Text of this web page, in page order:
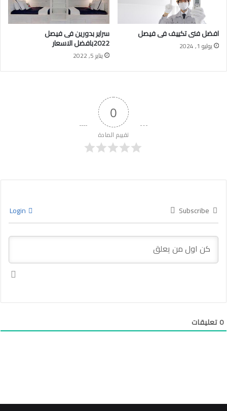
افضل فنى تكييف فى فيصل
يوليو 1, 2024
سراير بدورين فى فيصل
2022بافضل الاسعار
يناير 5, 2022
0
تقييم المادة
Subscribe
0تعليقات